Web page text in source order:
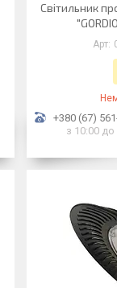
Світильник
+380 (67)
з 10:00 до